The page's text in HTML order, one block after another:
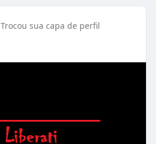
Trocou sua capa de perfil